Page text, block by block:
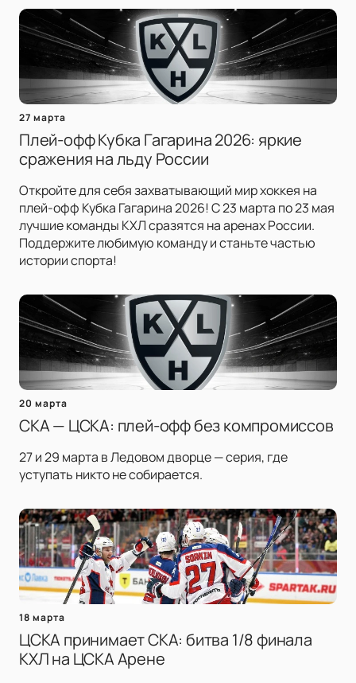
27 марта
Плей-офф Кубка Гагарина 2026: яркие
сражения на льду России
Откройте для себя захватывающий мир хоккея на
плей-офф Кубка Гагарина 2026! С 23 марта по 23 мая
лучшие команды КХЛ сразятся на аренах России.
Поддержите любимую команду и станьте частью
истории спорта!
20 марта
СКА — ЦСКА: плей-офф без компромиссов
27 и 29 марта в Ледовом дворце — серия, где
уступать никто не собирается.
18 марта
ЦСКА принимает СКА: битва 1/8 финала
КХЛ на ЦСКА Арене